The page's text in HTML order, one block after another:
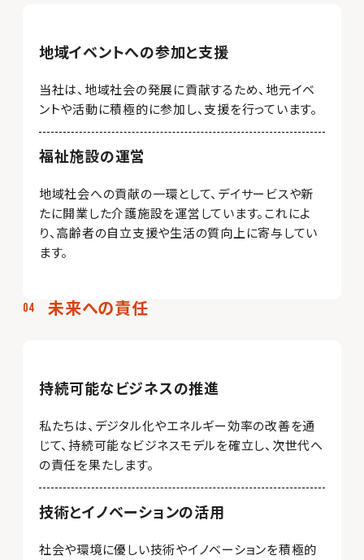
地域イベントへの参加と支援
当社は、地域社会の発展に貢献するため、地元イベ
ントや活動に積極的に参加し、支援を行っています。
福祉施設の運営
地域社会への貢献の一環として、デイサービスや新
たに開業した介護施設を運営しています。これによ
り、高齢者の自立支援や生活の質向上に寄与してい
ます。
未来への責任
持続可能なビジネスの推進
私たちは、デジタル化やエネルギー効率の改善を通
じて、持続可能なビジネスモデルを確立し、次世代へ
の責任を果たします。
技術とイノベーションの活用
社会や環境に優しい技術やイノベーションを積極的